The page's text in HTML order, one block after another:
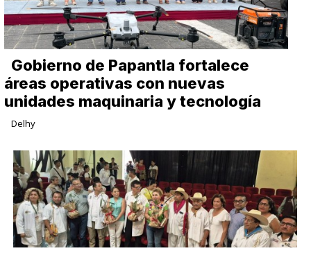
Gobierno de Papantla fortalece
áreas operativas con nuevas
unidades maquinaria y tecnología
Delhy